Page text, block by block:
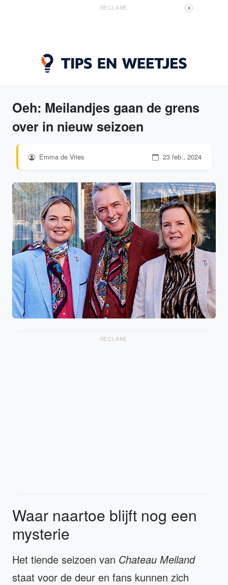
RECLAME X
Oeh: Meilandjes gaan de grens
over in nieuw seizoen
Emma de Vries 23 feb., 2024
RECLAME
Waar naartoe blijft nog een
mysterie
Het tiende seizoen van Chateau Meiland
staat voor de deur en fans kunnen zich